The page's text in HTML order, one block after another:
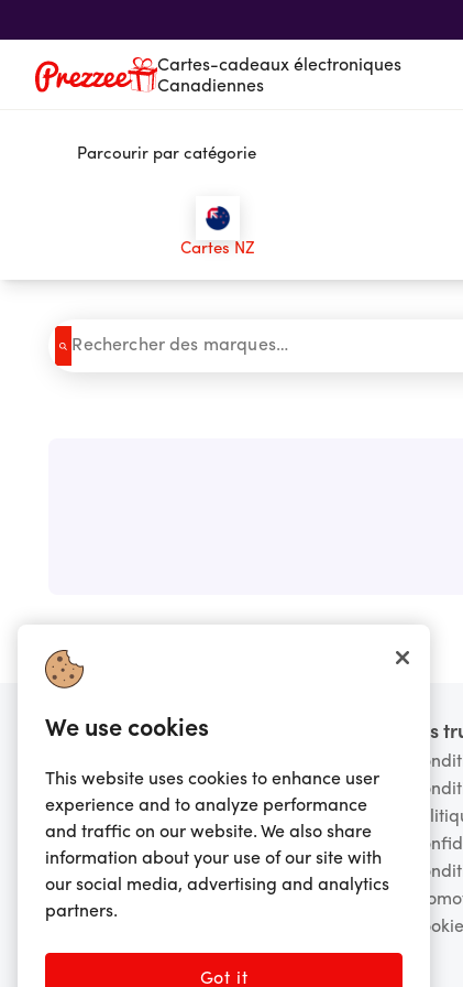
Cartes-cadeaux électroniques
Canadiennes
Cartes-cadeaux électroniques
Service à la clientèle
Suivi des cadeaux
À propos de nous
Se connecter
Parcourir par catégorie
Cartes NZ
Pied de pageVous voulez en savoir
Avertissement de fraude
Contactez-nous
À propos de nous
Demandes de détaillants
Les
We use cookies
This website uses cookies to enhance user
experience and to analyze performance
and traffic on our website. We also share
information about your use of our site with
our social media, advertising and analytics
partners.
Got it